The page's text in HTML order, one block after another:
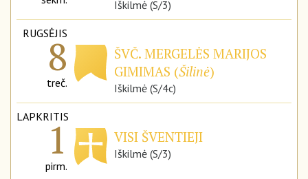
Iškilmė (S/3)
RUGSĖJIS
8
treč.
ŠVČ. MERGELĖS MARIJOS
GIMIMAS (Šilinė)
Iškilmė (S/4c)
LAPKRITIS
1
pirm.
VISI ŠVENTIEJI
Iškilmė (S/3)